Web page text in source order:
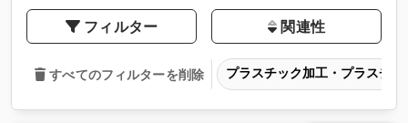
フィルター 関連性
すべてのフィルターを削除 プラスチック加工・プラスチ